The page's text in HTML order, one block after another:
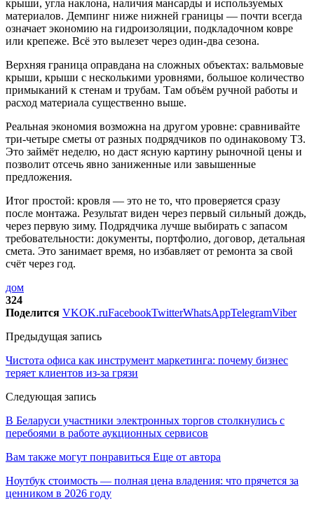
крыши, угла наклона, наличия мансарды и используемых
материалов. Демпинг ниже нижней границы — почти всегда
означает экономию на гидроизоляции, подкладочном ковре
или крепеже. Всё это вылезет через один-два сезона.
Верхняя граница оправдана на сложных объектах: вальмовые
крыши, крыши с несколькими уровнями, большое количество
примыканий к стенам и трубам. Там объём ручной работы и
расход материала существенно выше.
Реальная экономия возможна на другом уровне: сравнивайте
три-четыре сметы от разных подрядчиков по одинаковому ТЗ.
Это займёт неделю, но даст ясную картину рыночной цены и
позволит отсечь явно заниженные или завышенные
предложения.
Итог простой: кровля — это не то, что проверяется сразу
после монтажа. Результат виден через первый сильный дождь,
через первую зиму. Подрядчика лучше выбирать с запасом
требовательности: документы, портфолио, договор, детальная
смета. Это занимает время, но избавляет от ремонта за свой
счёт через год.
дом
324
Поделится VKOK.ruFacebookTwitterWhatsAppTelegramViber
Предыдущая запись
Чистота офиса как инструмент маркетинга: почему бизнес
теряет клиентов из-за грязи
Следующая запись
В Беларуси участники электронных торгов столкнулись с
перебоями в работе аукционных сервисов
Вам также могут понравиться Еще от автора
Ноутбук стоимость — полная цена владения: что прячется за
ценником в 2026 году